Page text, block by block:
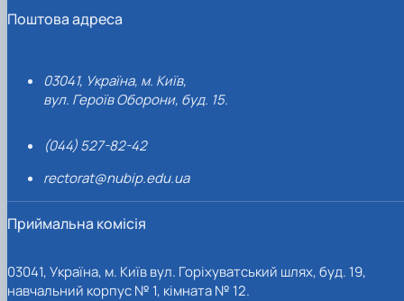
Поштова адреса
03041, Україна, м. Київ,
вул. Героїв Оборони, буд. 15.
(044) 527-82-42
rectorat@nubip.edu.ua
Приймальна комісія
03041, Україна, м. Київ вул. Горіхуватський шлях, буд. 19,
навчальний корпус № 1, кімната № 12.